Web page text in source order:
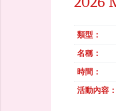
類型：
名稱：
時間：
活動內容：